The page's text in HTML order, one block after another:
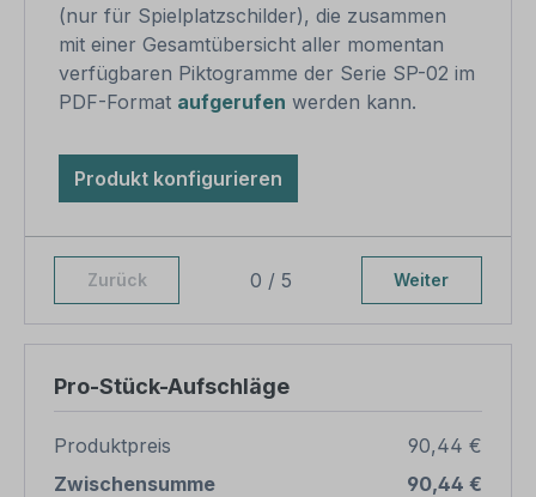
(nur für Spielplatzschilder), die zusammen
mit einer Gesamtübersicht aller momentan
verfügbaren Piktogramme der Serie SP-02 im
PDF-Format aufgerufen werden kann.
Produkt konfigurieren
Zurück 0 / 5 Weiter
Pro-Stück-Aufschläge
Produktpreis
90,44 €
Zwischensumme
90,44 €